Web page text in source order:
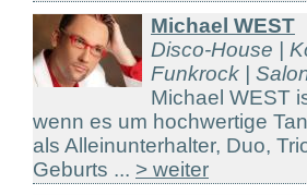
Michael WEST
Disco-House |
Funkrock |
Michael WEST
wenn es um hochwertige
als Alleinunterhalter, Duo,
Geburts ... > weiter